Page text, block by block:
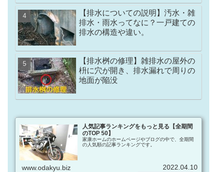
【排水についての説明】汚水・雑
排水・雨水ってなに？一戸建ての
排水の構造や違い。
【排水桝の修理】雑排水の屋外の
枡に穴が開き、排水漏れで周りの
地面が陥没
人気記事ランキングをもっと見る【全期間
のTOP 50】
家康ホームのホームページやブログの中で、全期間
の人気順の記事ランキングです。
www.odakyu.biz 2022.04.10